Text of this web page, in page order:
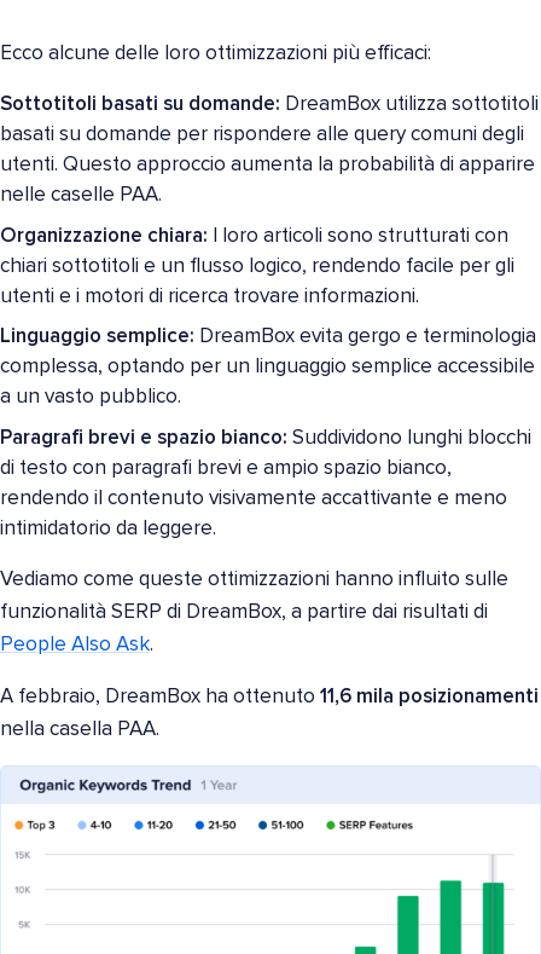
Ecco alcune delle loro ottimizzazioni più efficaci:
Sottotitoli basati su domande: DreamBox utilizza sottotitoli
basati su domande per rispondere alle query comuni degli
utenti. Questo approccio aumenta la probabilità di apparire
nelle caselle PAA.
Organizzazione chiara:
I loro articoli sono strutturati con
chiari sottotitoli e un flusso logico, rendendo facile per gli
utenti e i motori di ricerca trovare informazioni.
Linguaggio semplice: DreamBox evita gergo e terminologia
complessa, optando per un linguaggio semplice accessibile
a un vasto pubblico.
Paragrafi brevi e spazio bianco: Suddividono lunghi blocchi
di testo con paragrafi brevi e ampio spazio bianco,
rendendo il contenuto visivamente accattivante e meno
intimidatorio da leggere.
Vediamo come queste ottimizzazioni hanno influito sulle
funzionalità SERP di DreamBox, a partire dai risultati di
People Also Ask.
A febbraio, DreamBox ha ottenuto 11,6 mila posizionamenti
nella casella PAA.